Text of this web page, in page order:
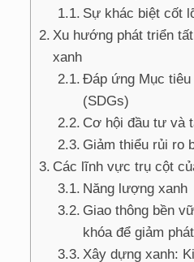
Sự khác biệt cốt
Xu hướng phát triển
xanh
Đáp ứng Mục
(SDGs)
Cơ hội đầu tư và
Giảm thiểu rủi ro
Các lĩnh vực trụ cột
Năng lượng xanh
Giao thông bền
khóa để giảm
Xây dựng xanh: